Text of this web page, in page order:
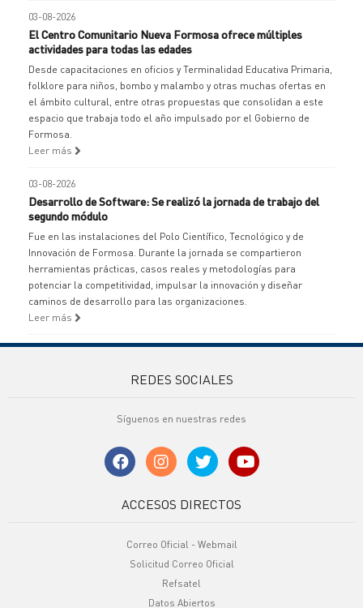
03-08-2026
El Centro Comunitario Nueva Formosa ofrece múltiples
actividades para todas las edades
Desde capacitaciones en oficios y Terminalidad Educativa Primaria,
folklore para niños, bombo y malambo y otras muchas ofertas en
el ámbito cultural, entre otras propuestas que consolidan a este
espacio que trabaja todo el año impulsado por el Gobierno de
Formosa.
Leer más
03-08-2026
Desarrollo de Software: Se realizó la jornada de trabajo del
segundo módulo
Fue en las instalaciones del Polo Científico, Tecnológico y de
Innovación de Formosa. Durante la jornada se compartieron
herramientas prácticas, casos reales y metodologías para
potenciar la competitividad, impulsar la innovación y diseñar
caminos de desarrollo para las organizaciones.
Leer más
REDES SOCIALES
Síguenos en nuestras redes
ACCESOS DIRECTOS
Correo Oficial - Webmail
Solicitud Correo Oficial
Refsatel
Datos Abiertos